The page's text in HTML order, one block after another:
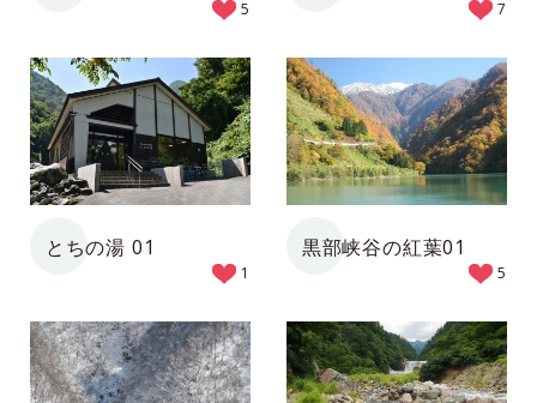
5 7
とちの湯 01
1
黒部峡谷の紅葉01
5